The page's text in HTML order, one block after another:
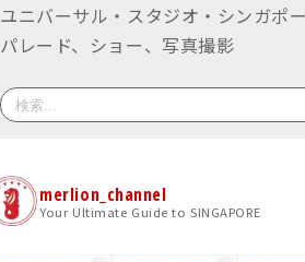
ユニバーサル・スタジオ・シンガポ
パレード、ショー、写真撮影
merlion_channel
Your Ultimate Guide to SINGAPORE